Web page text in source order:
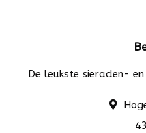
De leukste sieraden-